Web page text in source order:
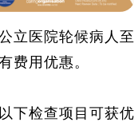
立医院轮候病人
费用优惠。
下检查项目可获